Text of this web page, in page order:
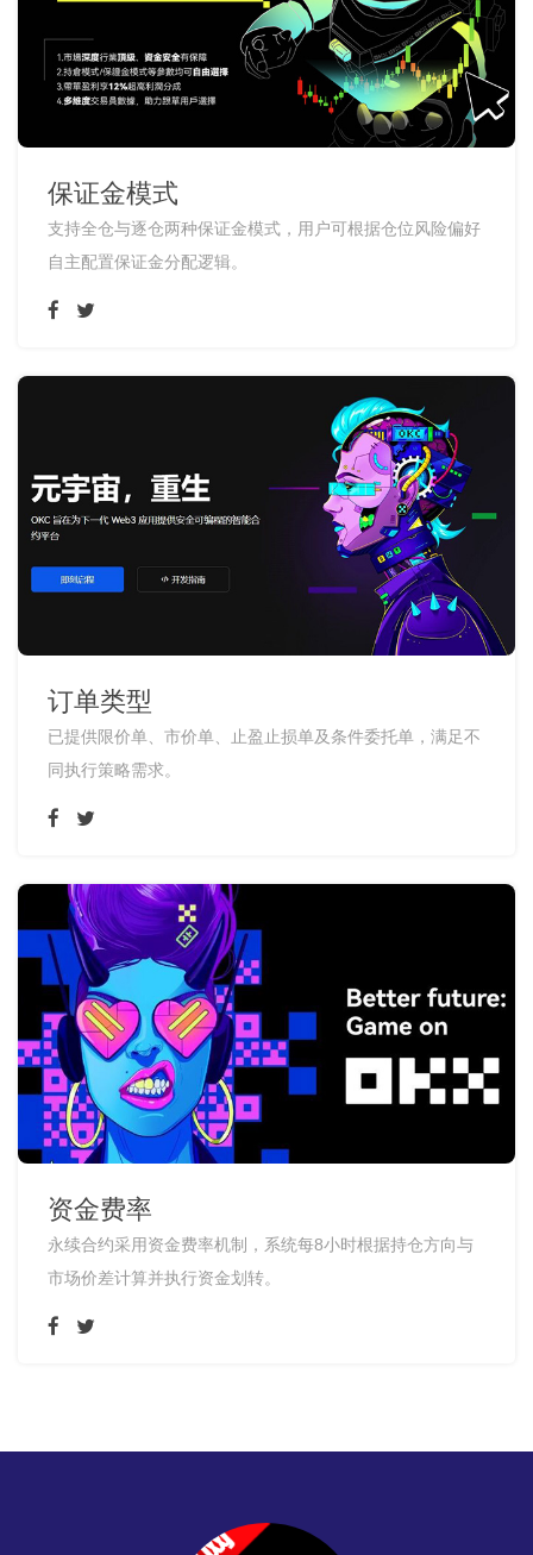
保证金模式
支持全仓与逐仓两种保证金模式，用户可根据仓位风险偏好
自主配置保证金分配逻辑。
订单类型
已提供限价单、市价单、止盈止损单及条件委托单，满足不
同执行策略需求。
资金费率
永续合约采用资金费率机制，系统每8小时根据持仓方向与
市场价差计算并执行资金划转。